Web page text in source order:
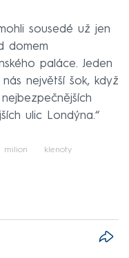
sousedé už jen
domem
paláce. Jeden
největší šok, když
ulic Londýna.“
milion klenoty